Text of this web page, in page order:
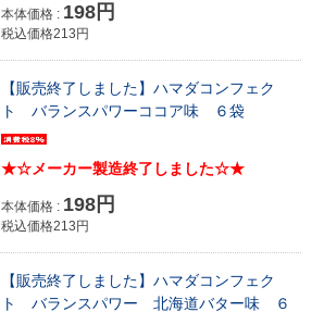
本体価格 : 198円
税込価格213円
【販売終了しました】ハマダコンフェク
ト バランスパワーココア味 ６袋
★☆メーカー製造終了しました☆★
本体価格 : 198円
税込価格213円
【販売終了しました】ハマダコンフェク
ト バランスパワー 北海道バター味 ６